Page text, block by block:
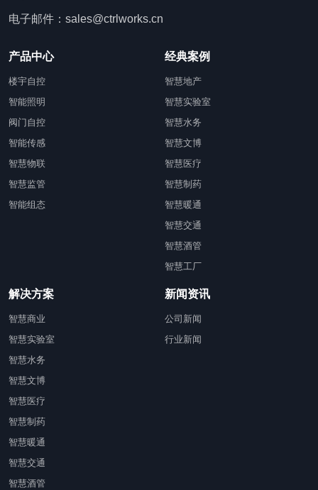
电子邮件：sales@ctrlworks.cn
产品中心
楼宇自控
智能照明
阀门自控
智能传感
智慧物联
智慧监管
智能组态
经典案例
智慧地产
智慧实验室
智慧水务
智慧文博
智慧医疗
智慧制药
智慧暖通
智慧交通
智慧酒管
智慧工厂
解决方案
智慧商业
智慧实验室
智慧水务
智慧文博
智慧医疗
智慧制药
智慧暖通
智慧交通
智慧酒管
新闻资讯
公司新闻
行业新闻